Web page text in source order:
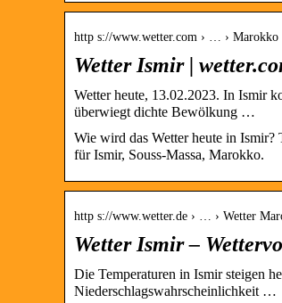
http s://www.wetter.com › … › Marokko
Wetter Ismir |
Wetter heute, 13.02.2023. In Ismir
überwiegt dichte Bewölkung …
Wie wird das Wetter heute in Ismir?
für Ismir, Souss-Massa, Marokko.
http s://www.wetter.de › … › Wetter
Wetter Ismir –
Die Temperaturen in Ismir steigen
Niederschlagswahrscheinlichkeit …